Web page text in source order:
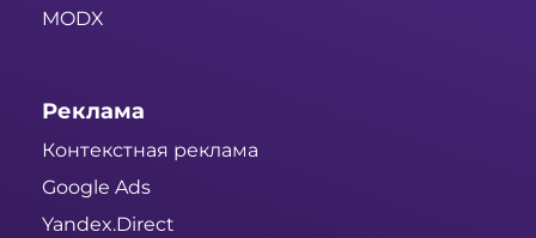
MODX
Реклама
Контекстная реклама
Google Ads
Yandex.Direct